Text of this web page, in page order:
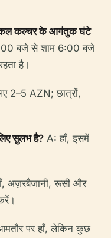
कल्चर के आगंतुक घंटे
बजे से शाम 6:00 बजे
है।
2–5 AZN; छात्रों,
सुलभ है? A: हाँ, इसमें
अज़रबैजानी, रूसी और
पर हाँ, लेकिन कुछ